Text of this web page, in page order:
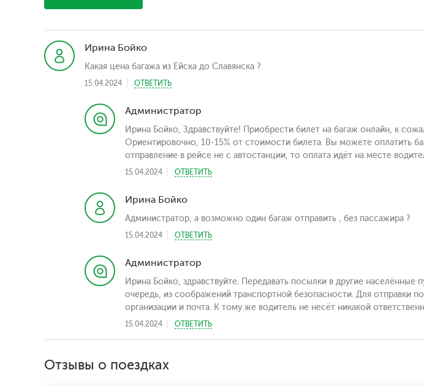
Ирина Бойко
Какая цена багажа из Ейска до Славянска ?
15.04.2024 ОТВЕТИТЬ
Администратор
Ирина Бойко, Здравствуйте! Приобрести билет на багаж онлайн, к
Ориентировочно, 10-15% от стоимости билета. Вы можете оплатить
отправление в рейсе не с автостанции, то оплата идёт на месте
15.04.2024 ОТВЕТИТЬ
Ирина Бойко
Администратор, а возможно один багаж отправить , без пассажира ?
15.04.2024 ОТВЕТИТЬ
Администратор
Ирина Бойко, здравствуйте. Передавать посылки в другие
очередь, из соображений транспортной безопасности. Для отправки
организации и почта. К тому же водитель не несёт никакой
15.04.2024 ОТВЕТИТЬ
Отзывы о поездках